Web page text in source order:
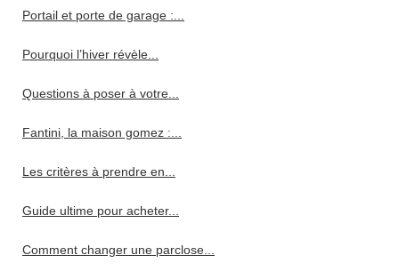
Portail et porte de garage :...
Pourquoi l’hiver révèle...
Questions à poser à votre...
Fantini, la maison gomez :...
Les critères à prendre en...
Guide ultime pour acheter...
Comment changer une parclose...